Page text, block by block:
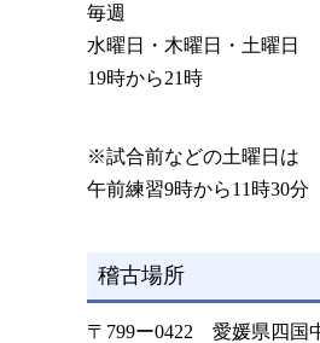
毎週
水曜日・木曜日・土曜日
19時から21時
※試合前などの土曜日は
午前練習9時から11時30分
稽古場所
〒799ー0422 愛媛県四国